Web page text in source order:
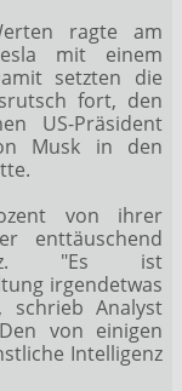
ragte am
mit einem
setzten die
fort, den
US-Präsident
Musk in den
von ihrer
enttäuschend
"Es ist
irgendetwas
schrieb Analyst
von einigen
Intelligenz